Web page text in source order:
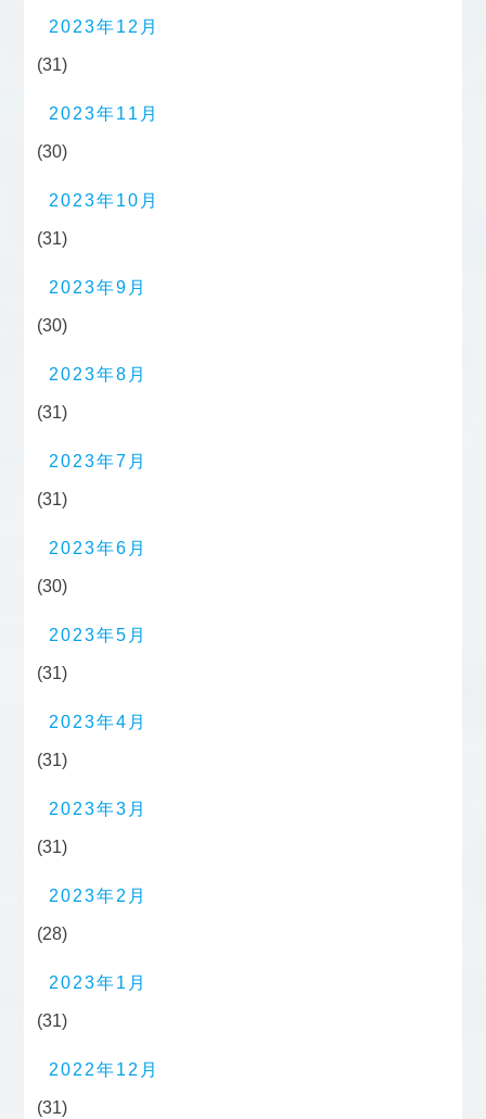
2023年12月
(31)
2023年11月
(30)
2023年10月
(31)
2023年9月
(30)
2023年8月
(31)
2023年7月
(31)
2023年6月
(30)
2023年5月
(31)
2023年4月
(31)
2023年3月
(31)
2023年2月
(28)
2023年1月
(31)
2022年12月
(31)